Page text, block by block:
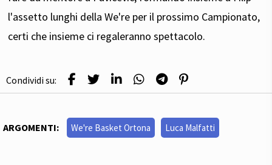
l'assetto lunghi della We're per il prossimo Campionato,
certi che insieme ci regaleranno spettacolo.
Condividi su:
ARGOMENTI: We're Basket Ortona Luca Malfatti